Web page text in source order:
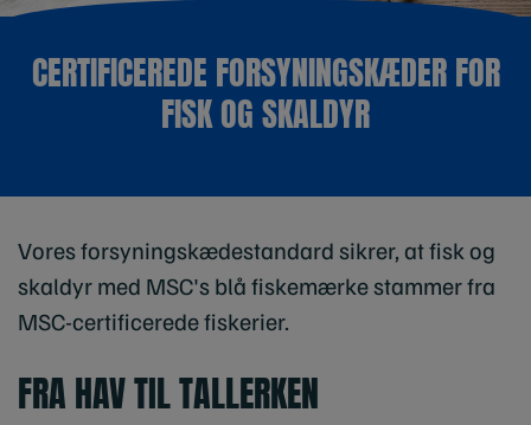
CERTIFICEREDE FORSYNINGSKÆDER FOR
FISK OG SKALDYR
Vores forsyningskædestandard sikrer, at fisk og
skaldyr med MSC's blå fiskemærke stammer fra
MSC-certificerede fiskerier.
FRA HAV TIL TALLERKEN